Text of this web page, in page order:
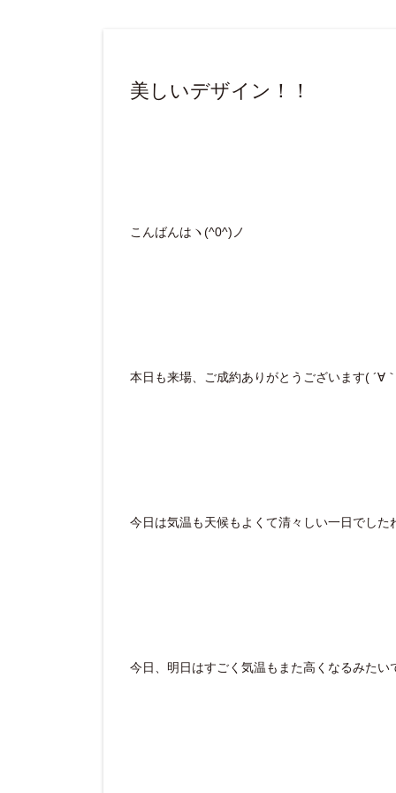
美しいデザイン！！
こんばんはヽ(^0^)ノ
本日も来場、ご成約ありがとうございます( ´∀
今日は気温も天候もよくて清々しい一日でした
今日、明日はすごく気温もまた高くなるみたい